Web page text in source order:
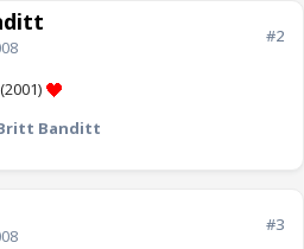
#2
Banditt
#3